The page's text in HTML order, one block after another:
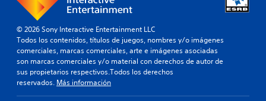
© 2026 Sony Interactive Entertainment LLC
Todos los contenidos, títulos de juegos, nombres y/o imágenes
comerciales, marcas comerciales, arte e imágenes asociadas
son marcas comerciales y/o material con derechos de autor de
sus propietarios respectivos.Todos los derechos
reservados. Más información